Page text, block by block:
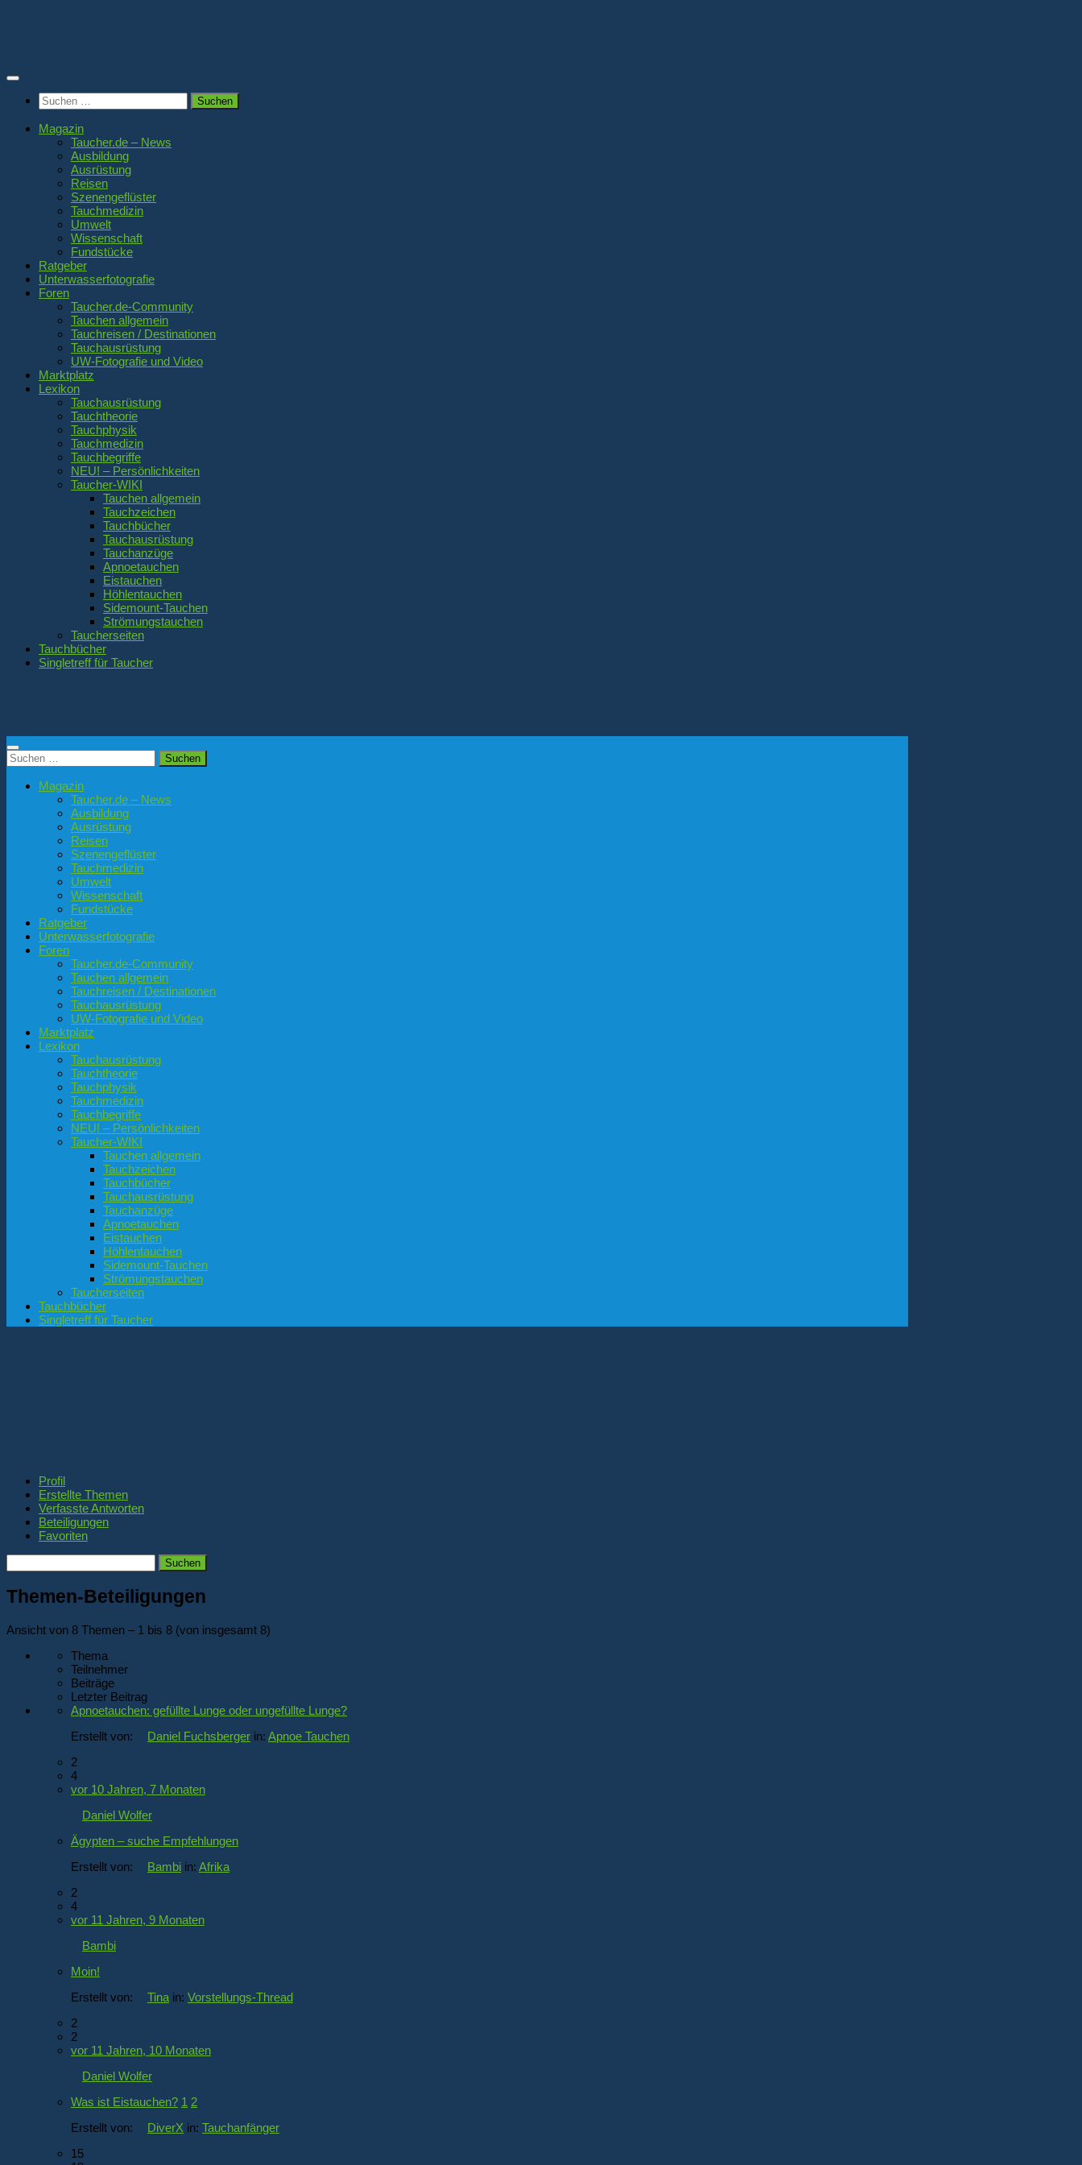
Suchen
nach:
Magazin
Taucher.de – News
Ausbildung
Ausrüstung
Reisen
Szenengeflüster
Tauchmedizin
Umwelt
Wissenschaft
Fundstücke
Ratgeber
Unterwasserfotografie
Foren
Taucher.de-Community
Tauchen allgemein
Tauchreisen / Destinationen
Tauchausrüstung
UW-Fotografie und Video
Marktplatz
Lexikon
Tauchausrüstung
Tauchtheorie
Tauchphysik
Tauchmedizin
Tauchbegriffe
NEU! – Persönlichkeiten
Taucher-WIKI
Tauchen allgemein
Tauchzeichen
Tauchbücher
Tauchausrüstung
Tauchanzüge
Apnoetauchen
Eistauchen
Höhlentauchen
Sidemount-Tauchen
Strömungstauchen
Taucherseiten
Tauchbücher
Singletreff für Taucher
Suchen
nach:
Magazin
Taucher.de – News
Ausbildung
Ausrüstung
Reisen
Szenengeflüster
Tauchmedizin
Umwelt
Wissenschaft
Fundstücke
Ratgeber
Unterwasserfotografie
Foren
Taucher.de-Community
Tauchen allgemein
Tauchreisen / Destinationen
Tauchausrüstung
UW-Fotografie und Video
Marktplatz
Lexikon
Tauchausrüstung
Tauchtheorie
Tauchphysik
Tauchmedizin
Tauchbegriffe
NEU! – Persönlichkeiten
Taucher-WIKI
Tauchen allgemein
Tauchzeichen
Tauchbücher
Tauchausrüstung
Tauchanzüge
Apnoetauchen
Eistauchen
Höhlentauchen
Sidemount-Tauchen
Strömungstauchen
Taucherseiten
Tauchbücher
Singletreff für Taucher
Profil
Erstellte Themen
Verfasste Antworten
Beteiligungen
Favoriten
suchen:
Themen-Beteiligungen
Ansicht von 8 Themen – 1 bis 8 (von insgesamt 8)
Thema
Teilnehmer
Beiträge
Letzter Beitrag
Apnoetauchen: gefüllte Lunge oder ungefüllte Lunge?
Erstellt von:
Daniel Fuchsberger in: Apnoe Tauchen
2
4
vor 10 Jahren, 7 Monaten
Daniel Wolfer
Ägypten – suche Empfehlungen
Erstellt von:
Bambi in: Afrika
2
4
vor 11 Jahren, 9 Monaten
Bambi
Moin!
Erstellt von:
Tina in: Vorstellungs-Thread
2
2
vor 11 Jahren, 10 Monaten
Daniel Wolfer
Was ist Eistauchen? 1 2
Erstellt von:
DiverX in: Tauchanfänger
15